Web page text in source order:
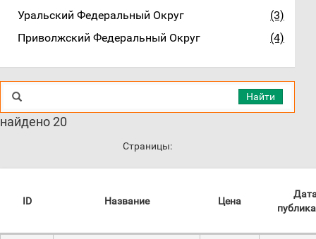
Уральский Федеральный Округ
(3)
Приволжский Федеральный Округ
(4)
Найти
найдено 20
Страницы:
ID Название Цена